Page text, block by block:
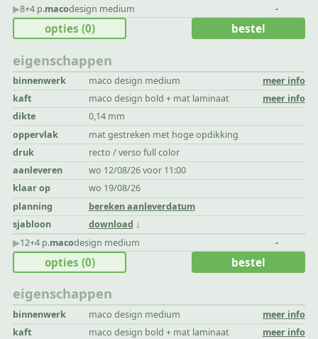
▶︎8+4 p.macodesign medium -
eigenschappen
binnenwerk maco design medium
meer info
kaft
maco design bold + mat laminaat
meer info
dikte
0,14 mm
oppervlak
mat gestreken met hoge opdikking
druk
recto / verso full color
aanleveren
wo 12/08/26 voor 11:00
klaar op
wo 19/08/26
planning
bereken aanleverdatum
sjabloon
download
opties (0) bestel
▶︎12+4 p.macodesign medium -
eigenschappen
binnenwerk maco design medium
meer info
kaft
maco design bold + mat laminaat
meer info
opties (0) bestel